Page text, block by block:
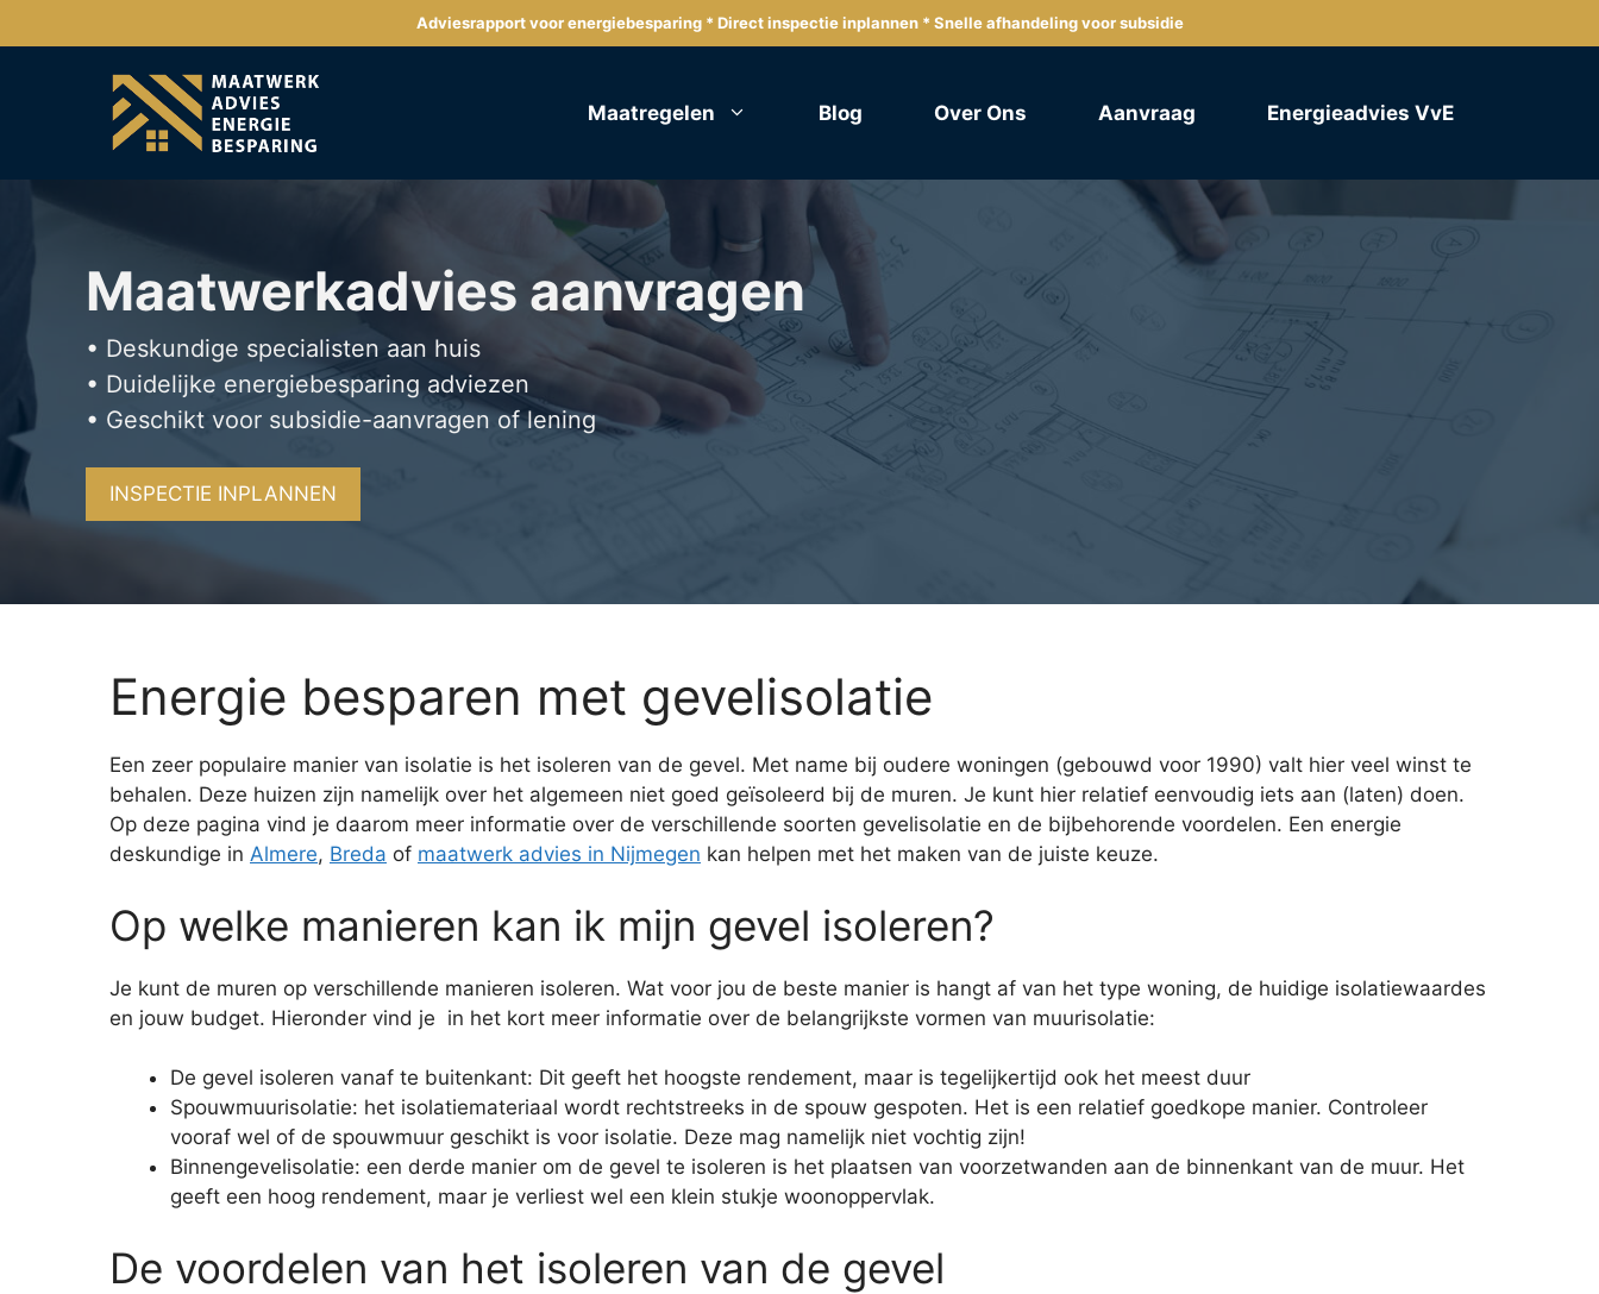
naar
Adviesrapport voor energiebesparing * Direct inspectie inplannen * Snelle afhandeling voor subsidie
Maatregelen Blog Over Ons Aanvraag Energieadvies VvE
Maatwerkadvies aanvragen
• Deskundige specialisten aan huis
• Duidelijke energiebesparing adviezen
• Geschikt voor subsidie-aanvragen of lening
INSPECTIE INPLANNEN
Energie besparen met gevelisolatie
Een zeer populaire manier van isolatie is het isoleren van de gevel. Met name bij oudere woningen (gebouwd voor 1990) valt hier veel winst te
behalen. Deze huizen zijn namelijk over het algemeen niet goed geïsoleerd bij de muren. Je kunt hier relatief eenvoudig iets aan (laten) doen.
Op deze pagina vind je daarom meer informatie over de verschillende soorten gevelisolatie en de bijbehorende voordelen. Een energie
deskundige in Almere, Breda of maatwerk advies in Nijmegen kan helpen met het maken van de juiste keuze.
Op welke manieren kan ik mijn gevel isoleren?
Je kunt de muren op verschillende manieren isoleren. Wat voor jou de beste manier is hangt af van het type woning, de huidige isolatiewaardes
en jouw budget. Hieronder vind je in het kort meer informatie over de belangrijkste vormen van muurisolatie:
De gevel isoleren vanaf te buitenkant: Dit geeft het hoogste rendement, maar is tegelijkertijd ook het meest duur
Spouwmuurisolatie: het isolatiemateriaal wordt rechtstreeks in de spouw gespoten. Het is een relatief goedkope manier. Controleer
vooraf wel of de spouwmuur geschikt is voor isolatie. Deze mag namelijk niet vochtig zijn!
Binnengevelisolatie: een derde manier om de gevel te isoleren is het plaatsen van voorzetwanden aan de binnenkant van de muur. Het
geeft een hoog rendement, maar je verliest wel een klein stukje woonoppervlak.
De voordelen van het isoleren van de gevel